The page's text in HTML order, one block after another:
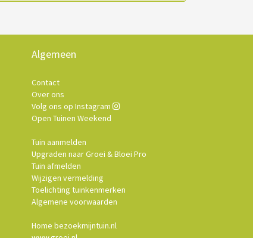
Algemeen
Contact
Over ons
Volg ons op Instagram
Open Tuinen Weekend
Tuin aanmelden
Upgraden naar Groei & Bloei Pro
Tuin afmelden
Wijzigen vermelding
Toelichting tuinkenmerken
Algemene voorwaarden
Home bezoekmijntuin.nl